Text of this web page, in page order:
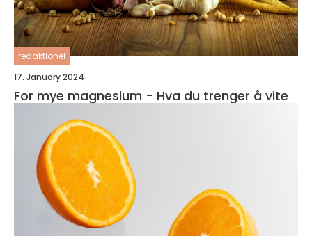
redaktionel
17. January 2024
For mye magnesium - Hva du trenger å vite